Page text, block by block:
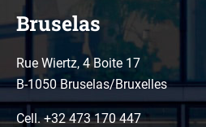
Bruselas
Rue Wiertz, 4 Boite 17
B-1050 Bruselas/Bruxelles
Cell. +32 473 170 447